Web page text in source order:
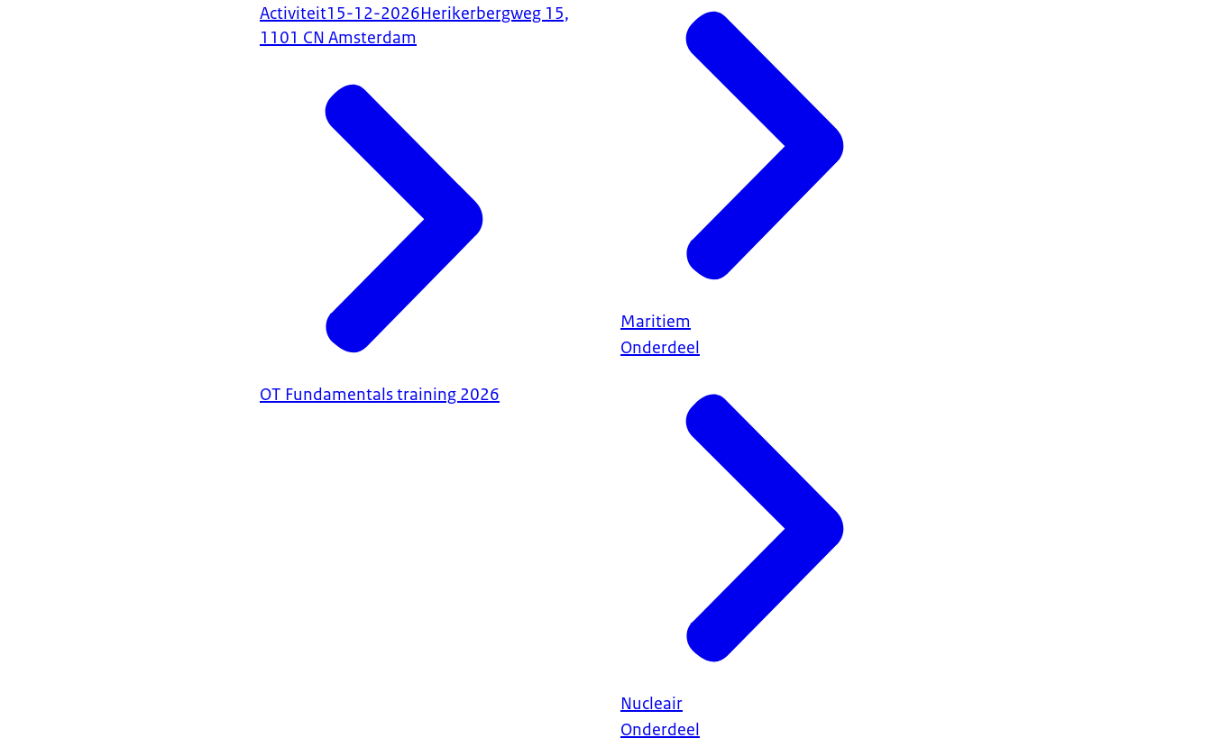
Activiteit15-12-2026Herikerbergweg 15,
1101 CN Amsterdam
OT Fundamentals training 2026
Maritiem
Onderdeel
Nucleair
Onderdeel